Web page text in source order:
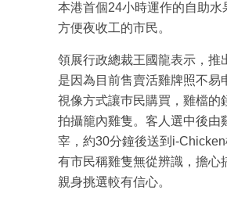
本港首個24小時運作的自助水
方便夜收工的市民。
領展行政總裁王國龍表示，推
是因為目前售賣活雞牌照不易
視像方式讓巿民購買，雞檔的
拍攝籠內雞隻。客人選中後由
宰，約30分鐘後送到i-Chicken
有市民稱雞隻無從辨識，擔心
親身挑選較有信心。